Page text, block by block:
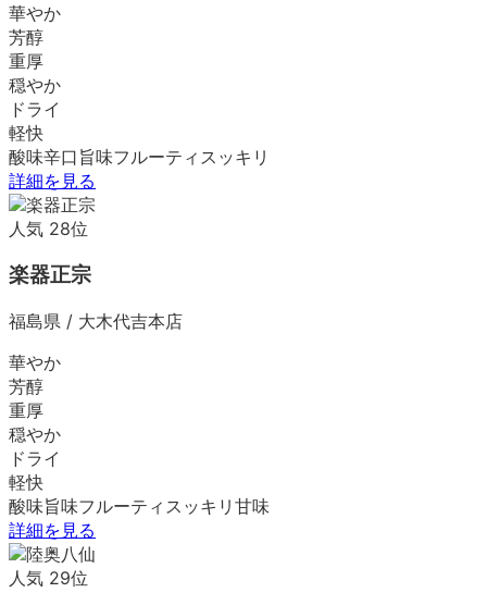
華やか
芳醇
重厚
穏やか
ドライ
軽快
酸味辛口 旨味フルーティ スッキリ
詳細を見る
人気 28位
楽器正宗
福島県 / 大木代吉本店
華やか
芳醇
重厚
穏やか
ドライ
軽快
酸味旨味フルーティ スッキリ 甘味
詳細を見る
人気 29位